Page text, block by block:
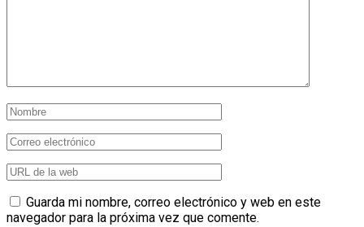
Guarda mi nombre, correo electrónico y web en este
navegador para la próxima vez que comente.